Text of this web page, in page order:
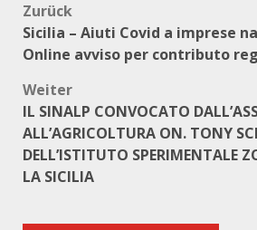
Beitragsnavigation
Zurück
Sicilia – Aiuti Covid a imprese
Online avviso per contributo
Weiter
IL SINALP CONVOCATO
ALL’AGRICOLTURA ON. TONY
DELL’ISTITUTO SPERIMENTALE
LA SICILIA